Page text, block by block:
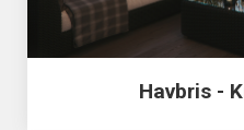
Havbris -